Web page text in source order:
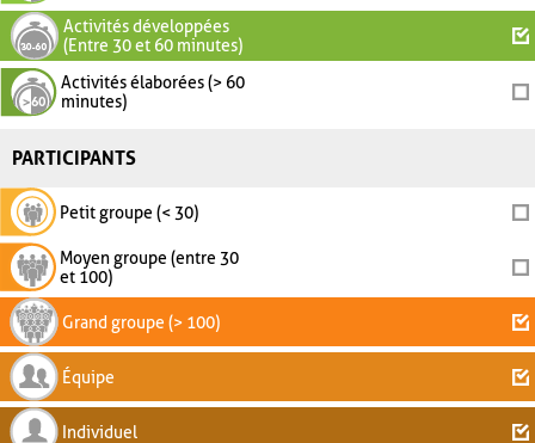
Activités développées
(Entre 30 et 60 minutes)
Activités élaborées (> 60
minutes)
PARTICIPANTS
Petit groupe (< 30)
Moyen groupe (entre 30
et 100)
Grand groupe (> 100)
Équipe
Individuel